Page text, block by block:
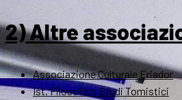
2) Altre
Associazione Culturale Eriador
Ist. Filosofico Studi Tomistici